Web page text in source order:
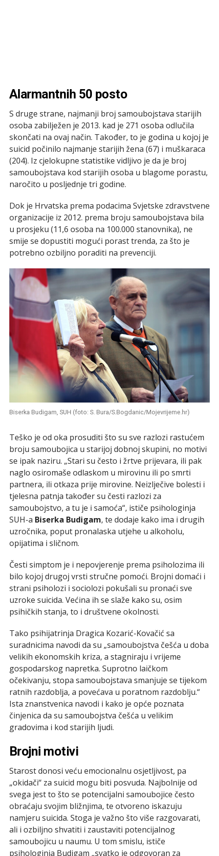
Alarmantnih 50 posto
S druge strane, najmanji broj samoubojstava starijih
osoba zabilježen je 2013. kad je 271 osoba odlučila
skončati na ovaj način. Također, to je godina u kojoj je
suicid počinilo najmanje starijih žena (67) i muškaraca
(204). Iz cjelokupne statistike vidljivo je da je broj
samoubojstava kod starijih osoba u blagome porastu,
naročito u posljednje tri godine.
Dok je Hrvatska prema podacima Svjetske zdravstvene
organizacije iz 2012. prema broju samoubojstava bila
u prosjeku (11,6 osoba na 100.000 stanovnika), ne
smije se dopustiti mogući porast trenda, za što je
potrebno ozbiljno poraditi na prevenciji.
Biserka Budigam, SUH (foto: S. Bura/S.Bogdanic/Mojevrijeme.hr)
Teško je od oka prosuditi što su sve razlozi rastućem
broju samoubojica u starijoj dobnoj skupini, no motivi
se ipak naziru. „Stari su često i žrtve prijevara, ili pak
naglo osiromaše odlaskom u mirovinu ili po smrti
partnera, ili otkaza prije mirovine. Neizlječive bolesti i
tjelesna patnja također su česti razlozi za
samoubojstvo, a tu je i samoća“, ističe psihologinja
SUH-a Biserka Budigam, te dodaje kako ima i drugih
uzročnika, poput pronalaska utjehe u alkoholu,
opijatima i sličnom.
Česti simptom je i nepovjerenje prema psiholozima ili
bilo kojoj drugoj vrsti stručne pomoći. Brojni domaći i
strani psiholozi i sociolozi pokušali su pronaći sve
uzroke suicida. Većina ih se slaže kako su, osim
psihičkih stanja, to i društvene okolnosti.
Tako psihijatrinja Dragica Kozarić-Kovačić sa
suradnicima navodi da su „samoubojstva češća u doba
velikih ekonomskih kriza, a stagniraju i vrijeme
gospodarskog napretka. Suprotno laičkom
očekivanju, stopa samoubojstava smanjuje se tijekom
ratnih razdoblja, a povećava u poratnom razdoblju.“
Ista znanstvenica navodi i kako je opće poznata
činjenica da su samoubojstva češća u velikim
gradovima i kod starijih ljudi.
Brojni motivi
Starost donosi veću emocionalnu osjetljivost, pa
„okidači“ za suicid mogu biti posvuda. Najbolnije od
svega jest to što se potencijalni samoubojice često
obraćaju svojim bližnjima, te otvoreno iskazuju
namjeru suicida. Stoga je važno što više razgovarati,
ali i ozbiljno shvatiti i zaustaviti potencijalnog
samoubojicu u naumu. U tom smislu, ističe
psihologinja Budigam „svatko je odgovoran za